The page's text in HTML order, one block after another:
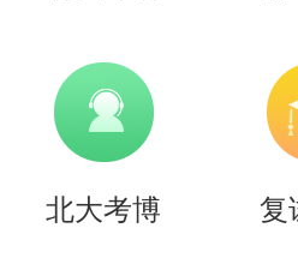
2025年北京大学新
】的内容，希望能
北大考博 复